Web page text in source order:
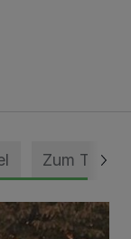
Zum Thema